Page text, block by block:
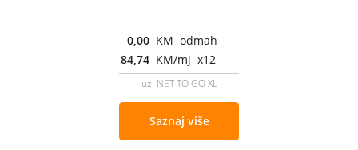
0,00 KM odmah
84,74 KM/mj x12
uz NET TO GO XL
Saznaj više